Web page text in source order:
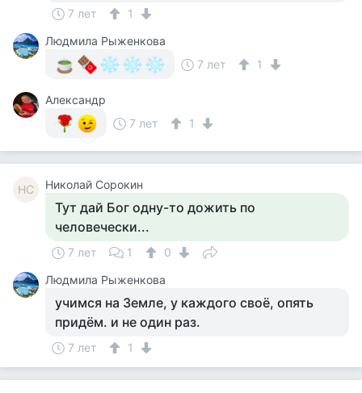
7 лет
1
Людмила Рыженкова
7 лет
1
Александр
7 лет
1
НС Николай Сорокин
Тут дай Бог одну-то дожить по
человечески...
7 лет 1
0
Людмила Рыженкова
учимся на Земле, у каждого своё, опять
придём. и не один раз.
7 лет 1